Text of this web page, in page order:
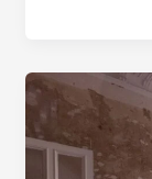
Les
étapes
clés
pour